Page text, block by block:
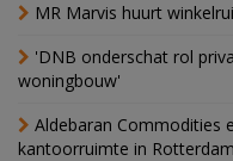
MR Marvis huurt
'DNB onderschat rol
woningbouw'
Aldebaran Commodities
kantoorruimte in Rotterdam